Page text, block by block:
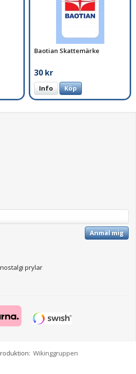
Baotian Skattemärke
30 kr
Info Köp
Anmäl mig
prylar
Wikinggruppen